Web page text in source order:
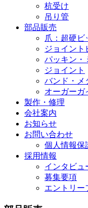
杭受け
吊り管
部品販売
爪：超硬ビ
ジョイント
パッキン・
ジョイント
バンド・メ
オーガーガ
製作・修理
会社案内
お知らせ
お問い合わせ
個人情報保
採用情報
インタビュ
募集要項
エントリー